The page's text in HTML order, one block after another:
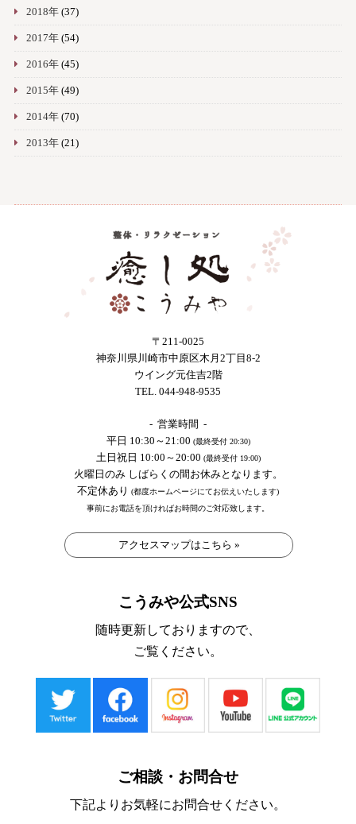
2018年(37)
2017年(54)
2016年(45)
2015年(49)
2014年(70)
2013年(21)
〒211-0025
神奈川県川崎市中原区木月2丁目8-2
ウイング元住吉2階
TEL. 044-948-9535
- 営業時間 -
平日 10:30～21:00 (最終受付 20:30)
土日祝日 10:00～20:00 (最終受付 19:00)
火曜日のみ しばらくの間お休みとなります。
不定休あり (都度ホームページにてお伝えいたします)
事前にお電話を頂ければお時間のご対応致します。
アクセスマップはこちら »
こうみや公式SNS
随時更新しておりますので、
ご覧ください。
ご相談・お問合せ
下記よりお気軽にお問合せください。